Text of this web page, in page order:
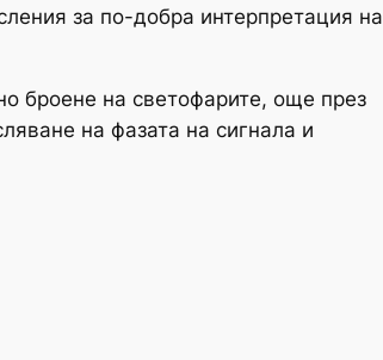
за по-добра интерпретация на
броене на светофарите, още през
на фазата на сигнала и